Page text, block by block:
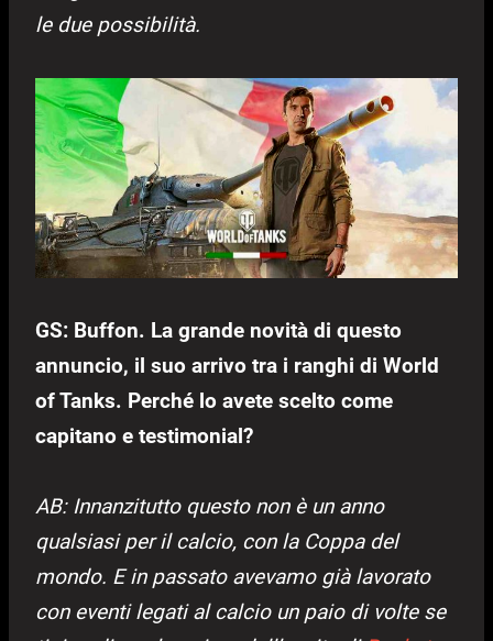
le due possibilità.
GS: Buffon. La grande novità di questo
annuncio, il suo arrivo tra i ranghi di World
of Tanks. Perché lo avete scelto come
capitano e testimonial?
AB: Innanzitutto questo non è un anno
qualsiasi per il calcio, con la Coppa del
mondo. E in passato avevamo già lavorato
con eventi legati al calcio un paio di volte se